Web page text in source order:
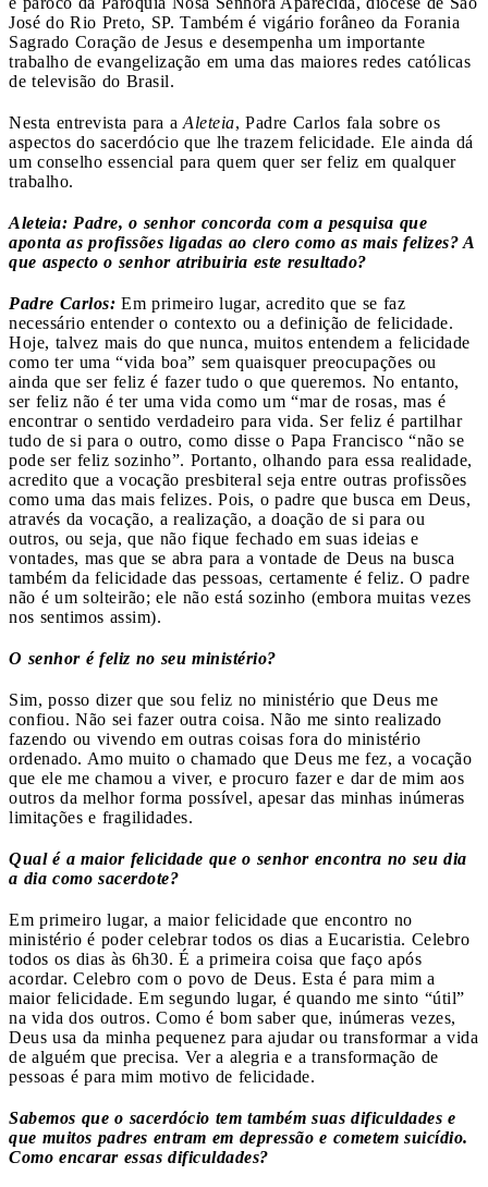
José do Rio Preto, SP. Também é vigário forâneo da Forania
Sagrado Coração de Jesus e desempenha um importante
trabalho de evangelização em uma das maiores redes católicas
de televisão do Brasil.
Nesta entrevista para a Aleteia, Padre Carlos fala sobre os
aspectos do sacerdócio que lhe trazem felicidade. Ele ainda dá
um conselho essencial para quem quer ser feliz em qualquer
trabalho.
Aleteia: Padre, o senhor concorda com a pesquisa que
aponta as profissões ligadas ao clero como as mais felizes? A
que aspecto o senhor atribuiria este resultado?
Padre Carlos: Em primeiro lugar, acredito que se faz
necessário entender o contexto ou a definição de felicidade.
Hoje, talvez mais do que nunca, muitos entendem a felicidade
como ter uma “vida boa” sem quaisquer preocupações ou
ainda que ser feliz é fazer tudo o que queremos. No entanto,
ser feliz não é ter uma vida como um “mar de rosas, mas é
encontrar o sentido verdadeiro para vida. Ser feliz é partilhar
tudo de si para o outro, como disse o Papa Francisco “não se
pode ser feliz sozinho”. Portanto, olhando para essa realidade,
acredito que a vocação presbiteral seja entre outras profissões
como uma das mais felizes. Pois, o padre que busca em Deus,
através da vocação, a realização, a doação de si para ou
outros, ou seja, que não fique fechado em suas ideias e
vontades, mas que se abra para a vontade de Deus na busca
também da felicidade das pessoas, certamente é feliz. O padre
não é um solteirão; ele não está sozinho (embora muitas vezes
nos sentimos assim).
O senhor é feliz no seu ministério?
Sim, posso dizer que sou feliz no ministério que Deus me
confiou. Não sei fazer outra coisa. Não me sinto realizado
fazendo ou vivendo em outras coisas fora do ministério
ordenado. Amo muito o chamado que Deus me fez, a vocação
que ele me chamou a viver, e procuro fazer e dar de mim aos
outros da melhor forma possível, apesar das minhas inúmeras
limitações e fragilidades.
Qual é a maior felicidade que o senhor encontra no seu dia
a dia como sacerdote?
Em primeiro lugar, a maior felicidade que encontro no
ministério é poder celebrar todos os dias a Eucaristia. Celebro
todos os dias às 6h30. É a primeira coisa que faço após
acordar. Celebro com o povo de Deus. Esta é para mim a
maior felicidade. Em segundo lugar, é quando me sinto “útil”
na vida dos outros. Como é bom saber que, inúmeras vezes,
Deus usa da minha pequenez para ajudar ou transformar a vida
de alguém que precisa. Ver a alegria e a transformação de
pessoas é para mim motivo de felicidade.
Sabemos que o sacerdócio tem também suas dificuldades e
que muitos padres entram em depressão e cometem suicídio.
Como encarar essas dificuldades?